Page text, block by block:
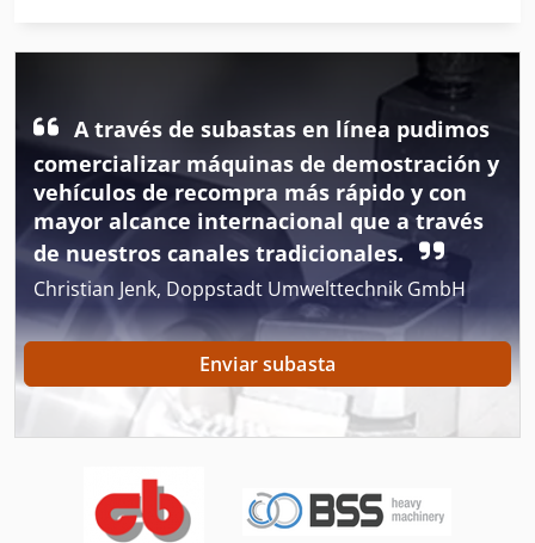
Maquinas De Coser Industriales
Maquinas De Embalaje
Mesa De Trabajo
Máquina De Carpintería
Máquina De Fundición
Máquina De La Carpintería
Máquina De La Construcción
Máquina De Materia Textil
A través de subastas en línea pudimos
comercializar máquinas de demostración y
vehículos de recompra más rápido y con
mayor alcance internacional que a través
de nuestros canales tradicionales.
Christian Jenk, Doppstadt Umwelttechnik GmbH
Enviar subasta